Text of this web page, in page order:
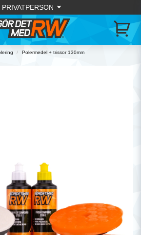
Polermedel + trissor 130mm